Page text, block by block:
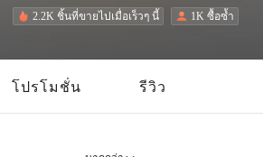
2.2K ชิ้นที่ขายไปเมื่อเร็วๆ นี้ 1K ซื้อซ้ำ
โปรโมชั่น รีวิว